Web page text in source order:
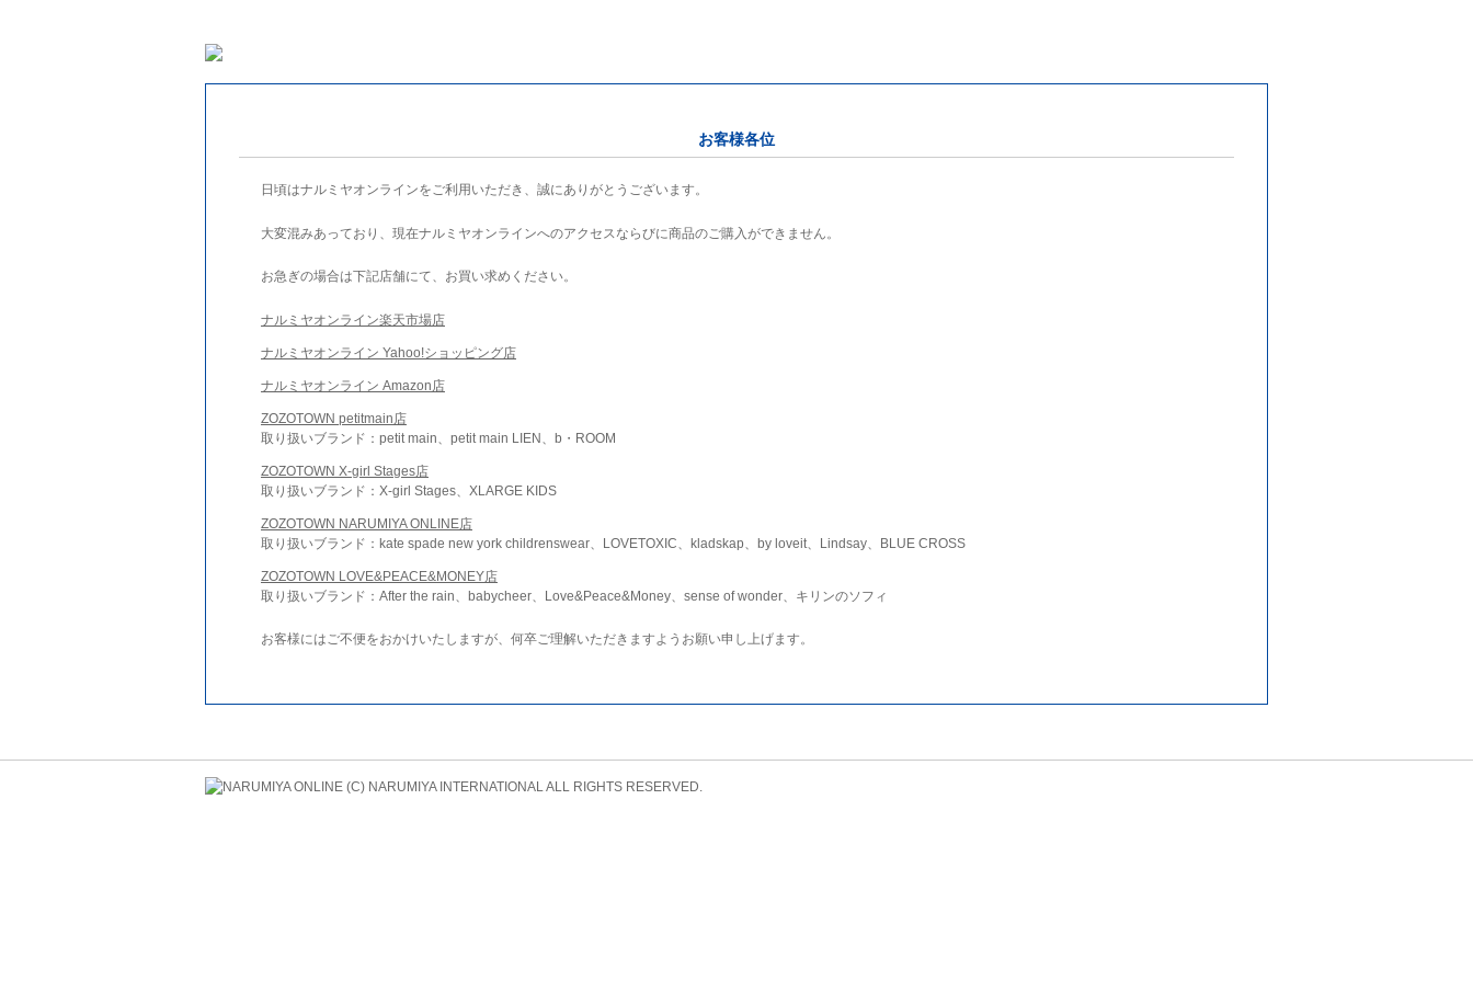
お客様各位
日頃はナルミヤオンラインをご利用いただき、誠にありがとうございます。
大変混みあっており、現在ナルミヤオンラインへのアクセスならびに商品のご購入ができません。
お急ぎの場合は下記店舗にて、お買い求めください。
ナルミヤオンライン楽天市場店
ナルミヤオンライン Yahoo!ショッピング店
ナルミヤオンライン Amazon店
ZOZOTOWN petitmain店
取り扱いブランド：petit main、petit main LIEN、b・ROOM
ZOZOTOWN X-girl Stages店
取り扱いブランド：X-girl Stages、XLARGE KIDS
ZOZOTOWN NARUMIYA ONLINE店
取り扱いブランド：kate spade new york childrenswear、LOVETOXIC、kladskap、by loveit、Lindsay、BLUE CROSS
ZOZOTOWN LOVE&PEACE&MONEY店
取り扱いブランド：After the rain、babycheer、Love&Peace&Money、sense of wonder、キリンのソフィ
お客様にはご不便をおかけいたしますが、何卒ご理解いただきますようお願い申し上げます。